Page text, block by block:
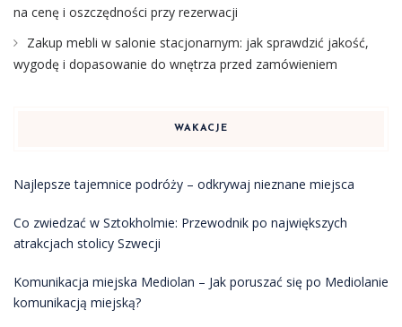
na cenę i oszczędności przy rezerwacji
Zakup mebli w salonie stacjonarnym: jak sprawdzić jakość,
wygodę i dopasowanie do wnętrza przed zamówieniem
WAKACJE
Najlepsze tajemnice podróży – odkrywaj nieznane miejsca
Co zwiedzać w Sztokholmie: Przewodnik po największych
atrakcjach stolicy Szwecji
Komunikacja miejska Mediolan – Jak poruszać się po Mediolanie
komunikacją miejską?